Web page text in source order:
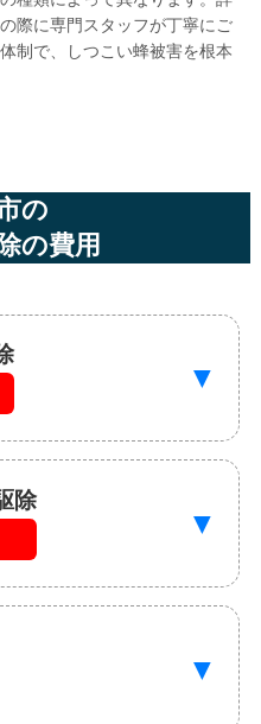
際に専門スタッフが丁寧にご
制で、しつこい蜂被害を根本
の
の費用
▼
除
▼
▼